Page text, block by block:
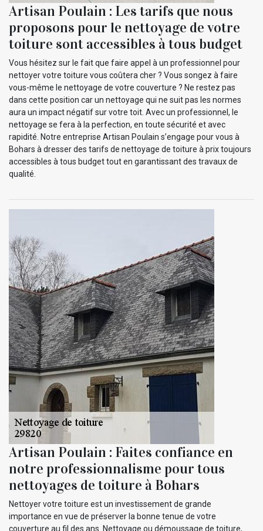
Artisan Poulain : Les tarifs que nous
proposons pour le nettoyage de votre
toiture sont accessibles à tous budget
Vous hésitez sur le fait que faire appel à un professionnel pour
nettoyer votre toiture vous coûtera cher ? Vous songez à faire
vous-même le nettoyage de votre couverture ? Ne restez pas
dans cette position car un nettoyage qui ne suit pas les normes
aura un impact négatif sur votre toit. Avec un professionnel, le
nettoyage se fera à la perfection, en toute sécurité et avec
rapidité. Notre entreprise Artisan Poulain s’engage pour vous à
Bohars à dresser des tarifs de nettoyage de toiture à prix toujours
accessibles à tous budget tout en garantissant des travaux de
qualité.
Artisan Poulain : Faites confiance en
notre professionnalisme pour tous
nettoyages de toiture à Bohars
Nettoyer votre toiture est un investissement de grande
importance en vue de préserver la bonne tenue de votre
couverture au fil des ans. Nettoyage ou démoussage de toiture,